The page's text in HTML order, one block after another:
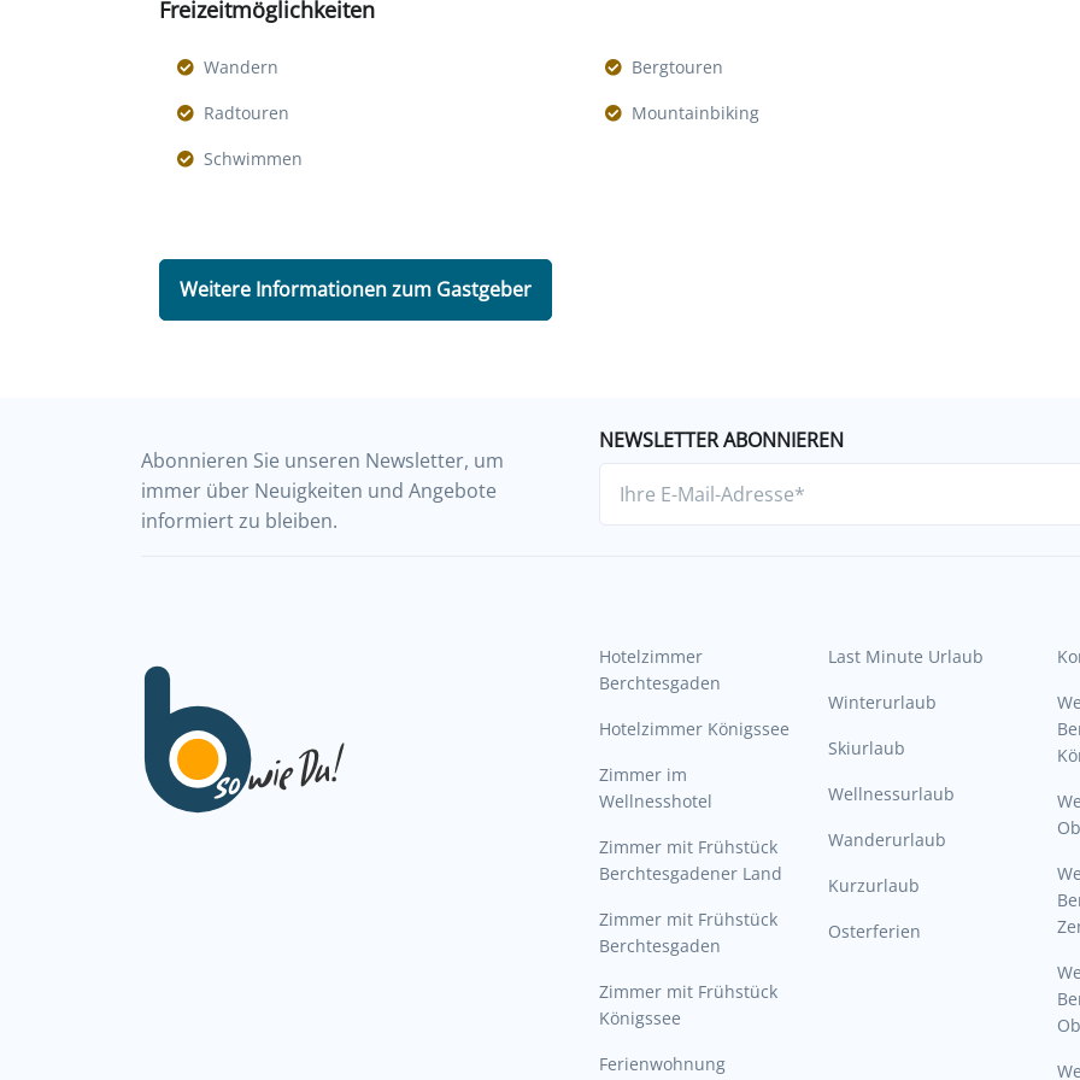
Freizeitmöglichkeiten
Wandern
Bergtouren
Radtouren
Mountainbiking
Schwimmen
Weitere Informationen zum Gastgeber
Abonnieren Sie unseren Newsletter, um
immer über Neuigkeiten und Angebote
informiert zu bleiben.
NEWSLETTER ABONNIEREN
Hotelzimmer
Berchtesgaden
Hotelzimmer Königssee
Zimmer im
Wellnesshotel
Zimmer mit Frühstück
Berchtesgadener Land
Zimmer mit Frühstück
Berchtesgaden
Zimmer mit Frühstück
Königssee
Ferienwohnung
Last Minute Urlaub
Winterurlaub
Skiurlaub
Wellnessurlaub
Wanderurlaub
Kurzurlaub
Osterferien